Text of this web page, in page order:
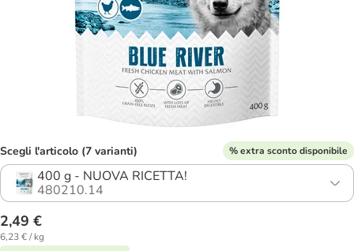
Scegli l'articolo (7 varianti) % extra sconto disponibile
400 g - NUOVA RICETTA!
480210.14
2,49 €
6,23 € / kg